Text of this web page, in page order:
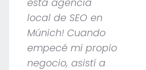
local de SEO en
Múnich! Cuando
empecé mi propio
negocio, asistí a